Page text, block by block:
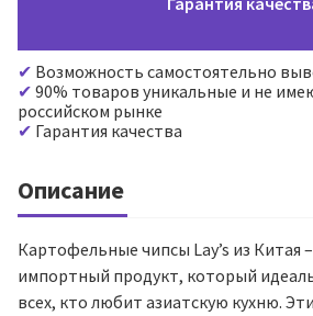
Возможность самостоятельно
90% товаров уникальные и не
российском рынке
Гарантия качества
Описание
Картофельные чипсы Lay’s из Китая
импортный продукт, который
всех, кто любит азиатскую кухню.